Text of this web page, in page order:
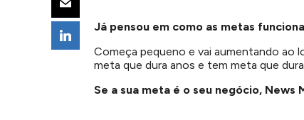
Já pensou em como as metas
Começa pequeno e vai aumentando ao
meta que dura anos e tem meta que
Se a sua meta é o seu negócio, News